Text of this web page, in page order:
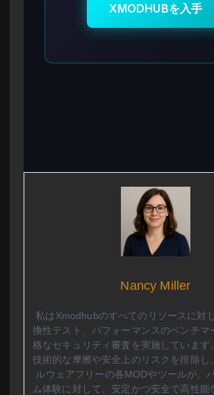
XMODHUBを入手
Nancy Miller
私はXmodhubのすべてのリソースに対
換性テスト、パフォーマンスのベンチマ
格なセキュリティ審査を実施しています
技術的な摩擦や安全上のリスクを排除し
ルウェアフリーの各MODやツールが、
ム体験に対して、安定かつ安全で高性能